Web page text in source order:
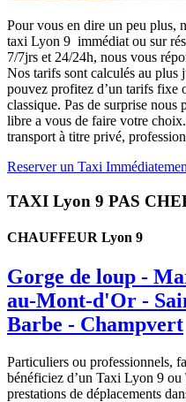
Pour vous en dire un peu plus,
taxi Lyon 9 immédiat ou sur
7/7jrs et 24/24h, nous vous
Nos tarifs sont calculés au plus
pouvez profitez d’un tarifs fixe
classique. Pas de surprise
libre a vous de faire votre
transport à titre privé,
Reserver un Taxi
TAXI Lyon 9 PAS
CHAUFFEUR Lyon 9
Gorge de loup -
au-Mont-d'Or -
Barbe - Champvert
Particuliers ou professionnels,
bénéficiez d’un Taxi Lyon 9
prestations de déplacements